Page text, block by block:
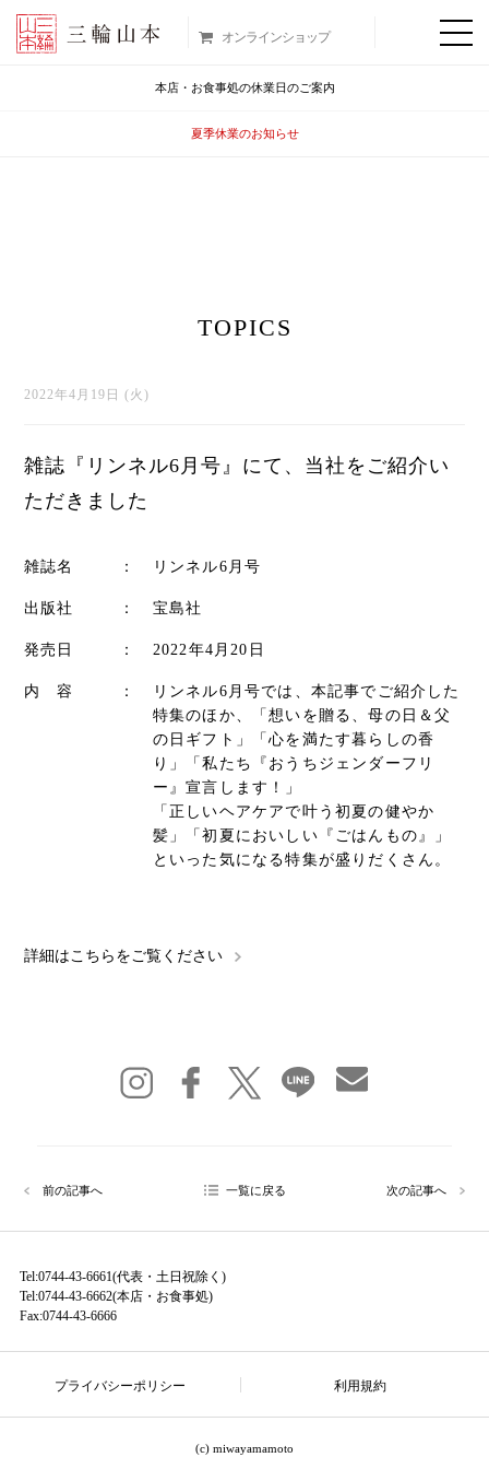
オンラインショップ
本店・お食事処の休業日のご案内
夏季休業のお知らせ
TOPICS
2022年4月19日 (火)
雑誌『リンネル6月号』にて、当社をご紹介い
ただきました
雑誌名 ： リンネル6月号
出版社 ： 宝島社
発売日 ： 2022年4月20日
内 容 ：
リンネル6月号では、本記事でご紹介した
特集のほか、「想いを贈る、母の日＆父
の日ギフト」「心を満たす暮らしの香
り」「私たち『おうちジェンダーフリ
ー』宣言します！」
「正しいヘアケアで叶う初夏の健やか
髪」「初夏においしい『ごはんもの』」
といった気になる特集が盛りだくさん。
詳細はこちらをご覧ください
前の記事へ 一覧に戻る 次の記事へ
Tel:0744-43-6661(代表・土日祝除く)
Tel:0744-43-6662(本店・お食事処)
Fax:0744-43-6666
プライバシーポリシー 利用規約
(c) miwayamamoto